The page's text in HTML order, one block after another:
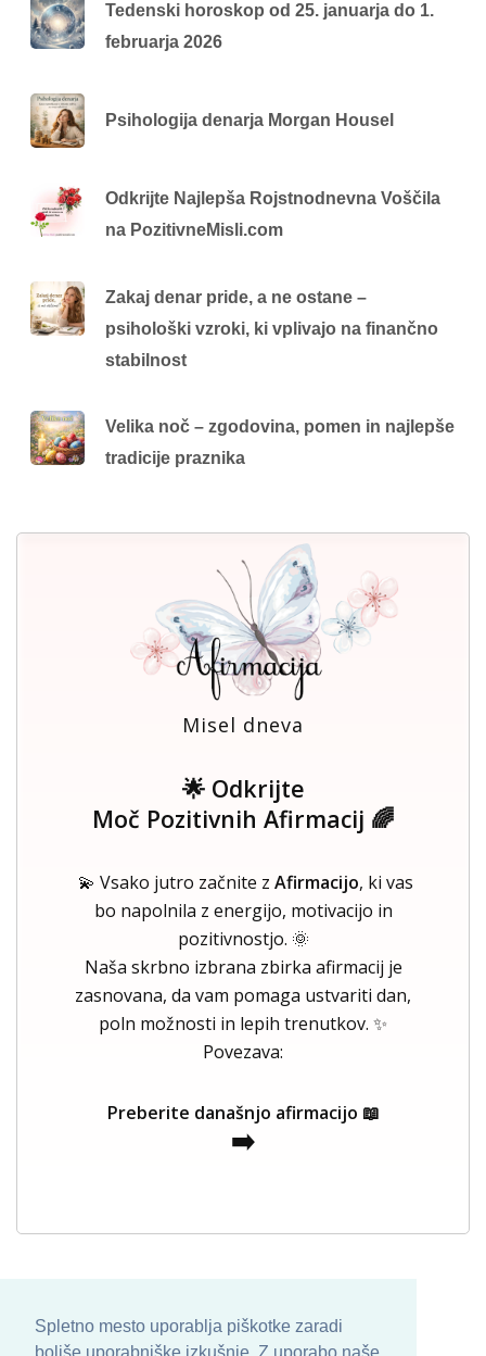
Spletno mesto uporablja piškotke zaradi
Tedenski horoskop od 25. januarja do 1.
februarja 2026
Psihologija denarja Morgan Housel
Odkrijte Najlepša Rojstnodnevna Voščila
na PozitivneMisli.com
Zakaj denar pride, a ne ostane –
psihološki vzroki, ki vplivajo na finančno
stabilnost
Velika noč – zgodovina, pomen in najlepše
tradicije praznika
Misel dneva
🌟 Odkrijte
Moč Pozitivnih Afirmacij 🌈
💫 Vsako jutro začnite z Afirmacijo, ki vas
bo napolnila z energijo, motivacijo in
pozitivnostjo. 🌞
Naša skrbno izbrana zbirka afirmacij je
zasnovana, da vam pomaga ustvariti dan,
poln možnosti in lepih trenutkov. ✨
Povezava:
Preberite današnjo afirmacijo 📖
➡️